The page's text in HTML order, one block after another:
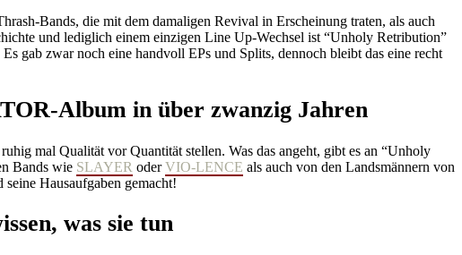
Bands, die mit dem damaligen Revival in Erscheinung traten, als auch
und lediglich einem einzigen Line Up-Wechsel ist “Unholy Retribution”
gab zwar noch eine handvoll EPs und Splits, dennoch bleibt das eine recht
Album in über zwanzig Jahren
mal Qualität vor Quantität stellen. Was das angeht, gibt es an “Unholy
Bands wie SLAYER oderVIO-LENCE als auch von den Landsmännern von
Hausaufgaben gemacht!
was sie tun